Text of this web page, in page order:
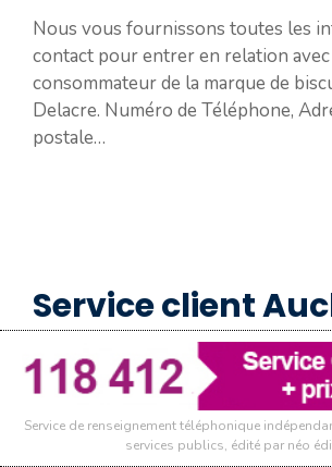
Service de renseignement téléphonique
services publics, édité par néo
Nous vous fournissons toutes les
contact pour entrer en relation
consommateur de la marque de
Delacre. Numéro de Téléphone,
postale…
Service client
Telecom
Vous êtes titulaire d’un forfait
d’une carte prépayée Auchan